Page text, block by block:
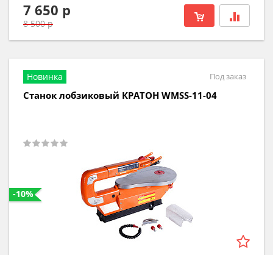
7 650 р
8 500 р
Новинка Под заказ
Станок лобзиковый КРАТОН WMSS-11-04
-10%